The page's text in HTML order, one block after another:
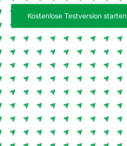
Kostenlose Testversion starten